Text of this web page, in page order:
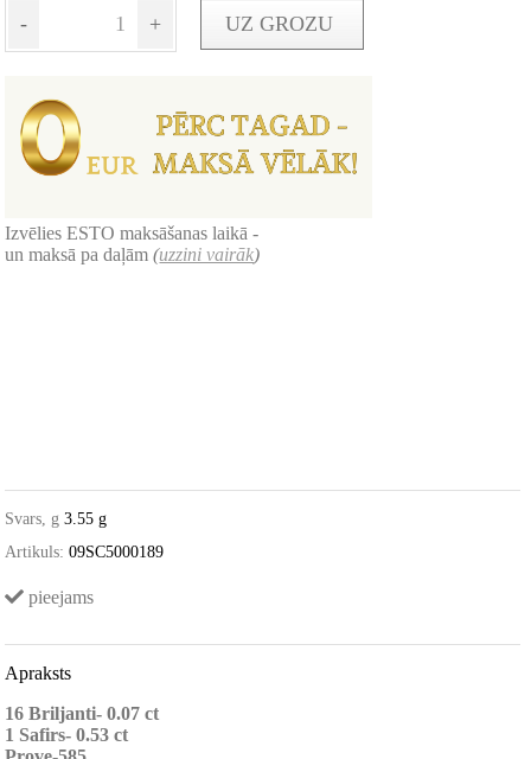
- + UZ GROZU
Izvēlies ESTO maksāšanas laikā -
un maksā pa daļām(uzzini vairāk)
Svars, g 3.55 g
Artikuls: 09SC5000189
pieejams
Apraksts
16 Briljanti- 0.07 ct
1 Safirs- 0.53 ct